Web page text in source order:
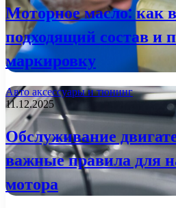
Моторное масло: как
подходящий состав и
маркировку
Авто аксессуары и тюнинг
11.12.2025
Обслуживание
важные правила для
мотора